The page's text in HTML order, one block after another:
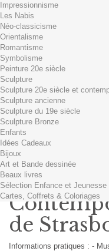
Produit
succès
Quantité
Total
Il y a 1
Total produits TTC
Frais de port TTC
0,01€
Total TTC
Continuer mes achats
Impressionnisme
Les Nabis
Néo-classicisme
Orientalisme
Romantisme
Symbolisme
Peinture 20e siècle
Sculpture
Sculpture 20e siècle et
Sculpture ancienne
Sculpture du 19e siècle
Sculpture Bronze
Enfants
Idées Cadeaux
Bijoux
Art et Bande dessinée
Beaux livres
Sélection Enfance et Jeunesse
Cartes, Coffrets & Coloriages
Musée
de
Informations pratiques : -